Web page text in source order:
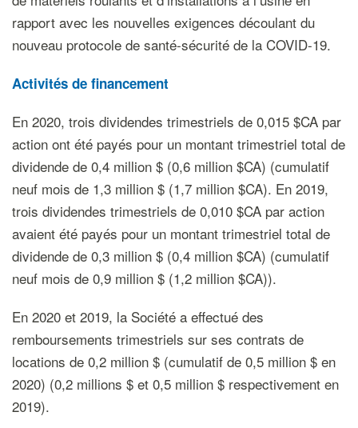
rapport avec les nouvelles exigences découlant du
nouveau protocole de santé-sécurité de la COVID-19.
Activités de financement
En 2020, trois dividendes trimestriels de 0,015 $CA par
action ont été payés pour un montant trimestriel total de
dividende de 0,4 million $ (0,6 million $CA) (cumulatif
neuf mois de 1,3 million $ (1,7 million $CA). En 2019,
trois dividendes trimestriels de 0,010 $CA par action
avaient été payés pour un montant trimestriel total de
dividende de 0,3 million $ (0,4 million $CA) (cumulatif
neuf mois de 0,9 million $ (1,2 million $CA)).
En 2020 et 2019, la Société a effectué des
remboursements trimestriels sur ses contrats de
locations de 0,2 million $ (cumulatif de 0,5 million $ en
2020) (0,2 millions $ et 0,5 million $ respectivement en
2019).